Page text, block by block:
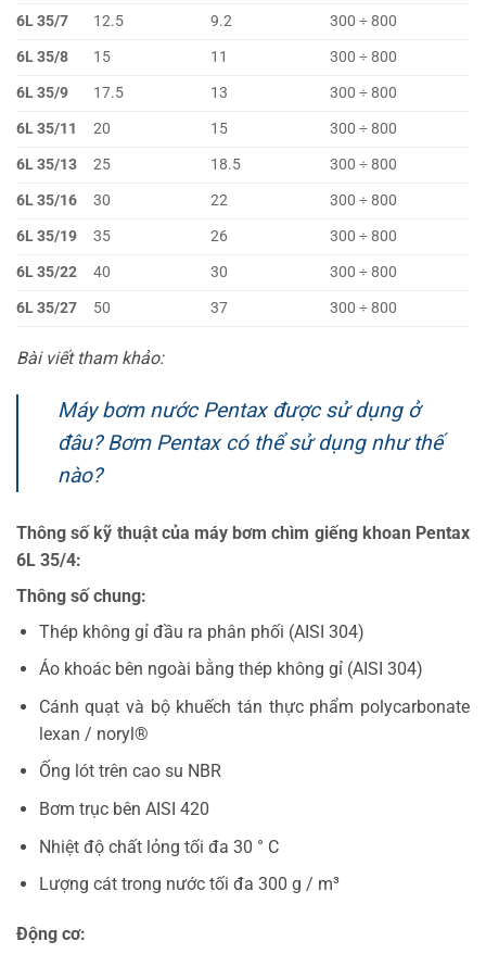
6L 35/7
12.5 9.2 300 ÷ 800
6L 35/8
15 11 300 ÷ 800
6L 35/9
17.5 13 300 ÷ 800
6L 35/11
20 15 300 ÷ 800
6L 35/13
25 18.5 300 ÷ 800
6L 35/16
30 22 300 ÷ 800
6L 35/19
35 26 300 ÷ 800
6L 35/22
40 30 300 ÷ 800
6L 35/27
50 37 300 ÷ 800
Bài viết tham khảo:
Máy bơm nước Pentax được sử dụng ở
đâu? Bơm Pentax có thể sử dụng như thế
nào?
Thông số kỹ thuật của máy bơm chìm giếng khoan Pentax
6L 35/4:
Thông số chung:
Thép không gỉ đầu ra phân phối (AISI 304)
Áo khoác bên ngoài bằng thép không gỉ (AISI 304)
Cánh quạt và bộ khuếch tán thực phẩm polycarbonate
lexan / noryl®
Ống lót trên cao su NBR
Bơm trục bên AISI 420
Nhiệt độ chất lỏng tối đa 30 ° C
Lượng cát trong nước tối đa 300 g / m³
Động cơ: